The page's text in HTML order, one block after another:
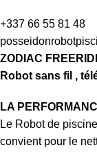
+337 66 55 81 48​
ZODIAC
Robot sans fil ,
LA
Le Robot de
convient pour le